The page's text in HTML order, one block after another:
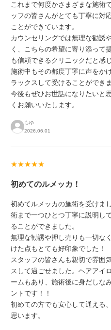
これまで何度かさまざまな施術
ッフの皆さんがとても丁寧に対
ことができています。
カウンセリングでは無理な勧誘
く、こちらの希望に寄り添って
も信頼できるクリニックだと感
施術中もその都度丁寧に声をか
ラックスして受けることができま
今後もぜひお世話になりたいと
くお願いいたします。
もゆ
2026.06.01
★★★★★
初めてのルメッカ！
初めてルメッカの施術を受けま
術まで一つひとつ丁寧に説明し
ることができました。
無理な勧誘や押し売りも一切な
けた点もとても好印象でした！
スタッフの皆さんも親切で雰囲
スして過ごせました。ヘアアイ
ームもあり、施術後に身だしな
ントです！！
初めての方でも安心して通える
思います。